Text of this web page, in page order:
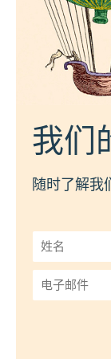
我们
随时了解我
姓
名
*
子